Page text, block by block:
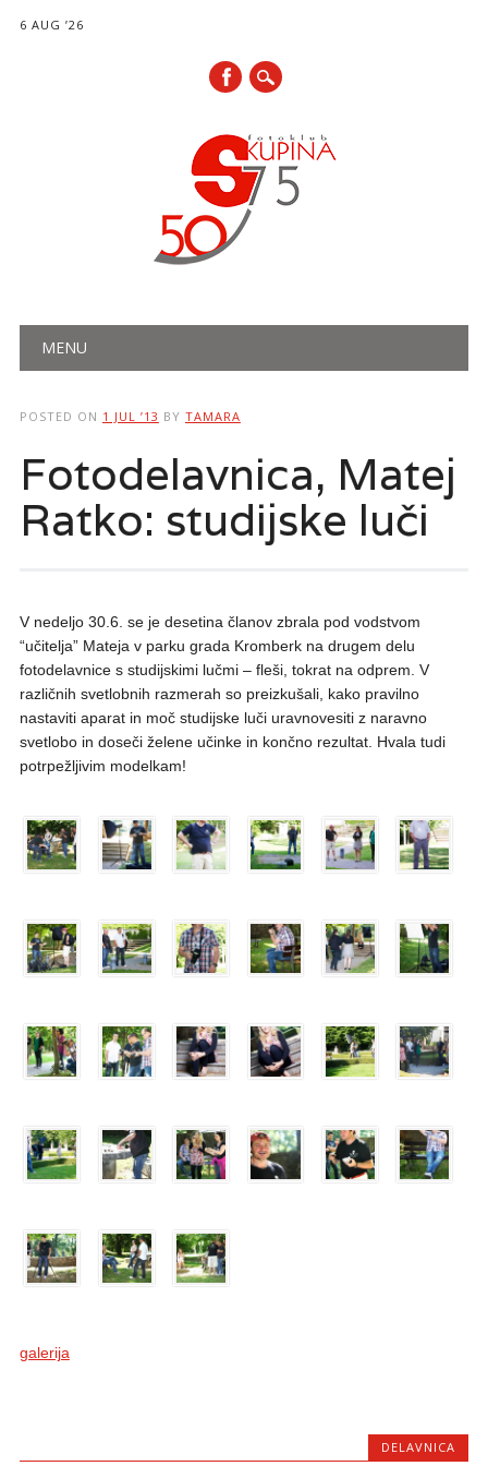
6 AUG ’26
Main menu
MENU
POSTED ON 1 JUL ’13 BY TAMARA
Fotodelavnica, Matej
Ratko: studijske luči
V nedeljo 30.6. se je desetina članov zbrala pod vodstvom
“učitelja” Mateja v parku grada Kromberk na drugem delu
fotodelavnice s studijskimi lučmi – fleši, tokrat na odprem. V
različnih svetlobnih razmerah so preizkušali, kako pravilno
nastaviti aparat in moč studijske luči uravnovesiti z naravno
svetlobo in doseči želene učinke in končno rezultat. Hvala tudi
potrpežljivim modelkam!
galerija
DELAVNICA